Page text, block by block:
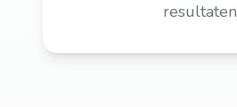
resultaten